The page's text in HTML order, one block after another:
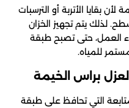
بقايا الأتربة أو الترسبات
لذلك يتم تجهيز الخزان
العمل، حتى تصبح طبقة
للمياه.
براس الخيمة
التي تحافظ على طبقة